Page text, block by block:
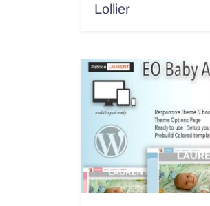
Lollier